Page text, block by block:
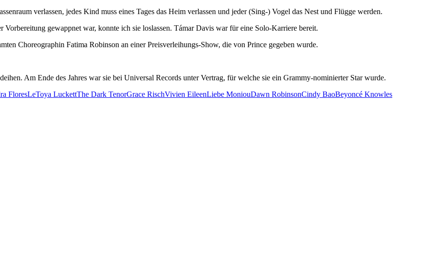
verlassen, jedes Kind muss eines Tages das Heim verlassen und jeder (Sing-) Vogel das Nest und Flügge werden.
gewappnet war, konnte ich sie loslassen. Támar Davis war für eine Solo-Karriere bereit.
Choreographin Fatima Robinson an einer Preisverleihungs-Show, die von Prince gegeben wurde.
Am Ende des Jahres war sie bei Universal Records unter Vertrag, für welche sie ein Grammy-nominierter Star wurde.
FloresLeToya LuckettThe Dark TenorGrace RischVivien EileenLiebe MoniouDawn RobinsonCindy BaoBeyoncé Knowles